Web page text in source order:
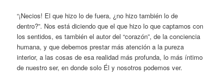
“¡Necios! El que hizo lo de fuera, ¿no hizo también lo de
dentro?”. Nos está diciendo que el que hizo lo que captamos con
los sentidos, es también el autor del “corazón”, de la conciencia
humana, y que debemos prestar más atención a la pureza
interior, a las cosas de esa realidad más profunda, lo más íntimo
de nuestro ser, en donde solo Él y nosotros podemos ver.